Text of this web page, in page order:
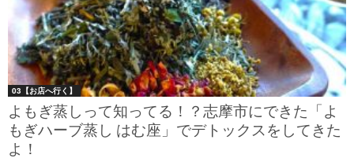
03【お店へ行く】
よもぎ蒸しって知ってる！？志摩市にできた「よ
もぎハーブ蒸し はむ座」でデトックスをしてきた
よ！